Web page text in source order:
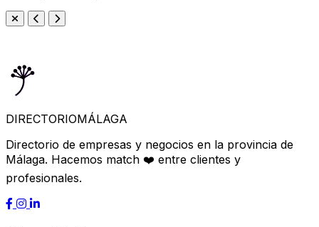
DIRECTORIOMÁLAGA
Directorio de empresas y negocios en la provincia de
Málaga. Hacemos match ❤️ entre clientes y
profesionales.